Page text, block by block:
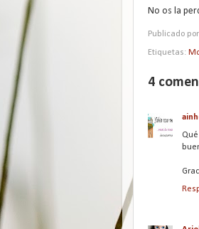
No os la
Publicado por
Etiquetas:
4